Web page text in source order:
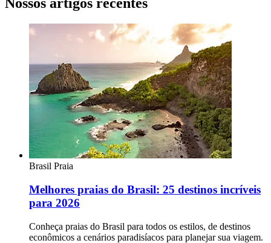
Nossos artigos recentes
Brasil Praia
Melhores praias do Brasil: 25 destinos incríveis
para 2026
Conheça praias do Brasil para todos os estilos, de destinos
econômicos a cenários paradisíacos para planejar sua viagem.